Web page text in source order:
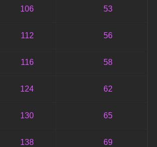
106 53
112 56
116 58
124 62
130 65
138 69